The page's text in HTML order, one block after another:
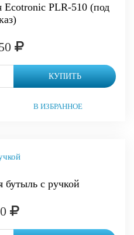
Ecotronic PLR-510 (под
КУПИТЬ
В ИЗБРАННОЕ
бутыль с ручкой